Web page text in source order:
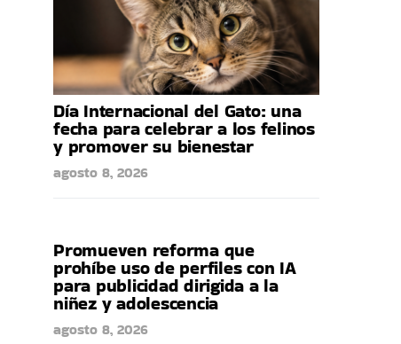
Día Internacional del Gato: una
fecha para celebrar a los felinos
y promover su bienestar
agosto 8, 2026
Promueven reforma que
prohíbe uso de perfiles con IA
para publicidad dirigida a la
niñez y adolescencia
agosto 8, 2026